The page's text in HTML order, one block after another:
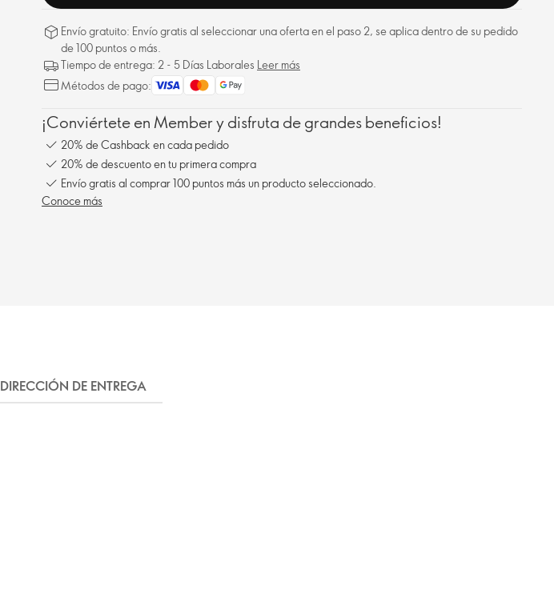
Envío gratuito: Envío gratis al seleccionar una oferta en el paso 2, se aplica dentro de su pedido
de 100 puntos o más.
Tiempo de entrega: 2 - 5 Días Laborales Leer más
Métodos de pago:
¡Conviértete en Member y disfruta de grandes beneficios!
20% de Cashback en cada pedido
20% de descuento en tu primera compra
Envío gratis al comprar 100 puntos más un producto seleccionado.
Conoce más
DIRECCIÓN DE ENTREGA